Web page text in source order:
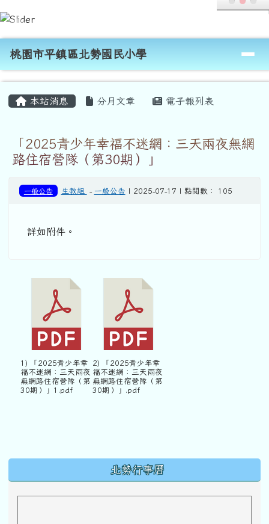
跳至主內容區
桃園市平鎮區北勢國民小學
導覽列
桃園市平鎮區北勢國民小學
本站消息 分月文章 電子報列表
「2025青少年幸福不迷網：三天兩夜無網
路住宿營隊（第30期）」
一般公告 生教組 - 一般公告 | 2025-07-17 | 點閱數： 105
詳如附件。
1) 「2025青少年幸
福不迷網：三天兩夜
無網路住宿營隊（第
30期）」1.pdf
2) 「2025青少年幸
福不迷網：三天兩夜
無網路住宿營隊（第
30期）」.pdf
北勢行事曆